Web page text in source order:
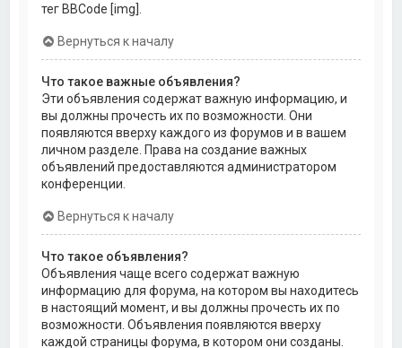
тег BBCode [img].
Вернуться к началу
Что такое важные объявления?
Эти объявления содержат важную информацию, и
вы должны прочесть их по возможности. Они
появляются вверху каждого из форумов и в вашем
личном разделе. Права на создание важных
объявлений предоставляются администратором
конференции.
Вернуться к началу
Что такое объявления?
Объявления чаще всего содержат важную
информацию для форума, на котором вы находитесь
в настоящий момент, и вы должны прочесть их по
возможности. Объявления появляются вверху
каждой страницы форума, в котором они созданы.